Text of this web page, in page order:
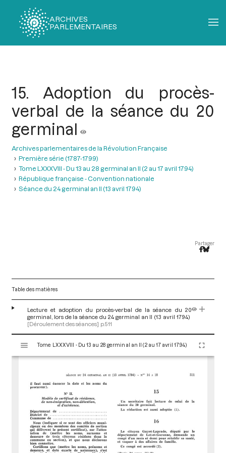
ARCHIVES
PARLEMENTAIRES
15. Adoption du procès-
verbal de la séance du 20
germinal
Archives parlementaires de la Révolution Française
Première série (1787-1799)
Tome LXXXVIII - Du 13 au 28 germinal an II (2 au 17 avril 1794)
République française - Convention nationale
Séance du 24 germinal an II (13 avril 1794)
Partager
Table des matières
Lecture et adoption du procès-verbal de la séance du 20
germinal, lors de la séance du 24 germinal an II (13 avril 1794)
[Déroulement des séances] p.511
s
Tome LXXXVIII - Du 13 au 28 germinal an II (2 au 17 avril 1794)